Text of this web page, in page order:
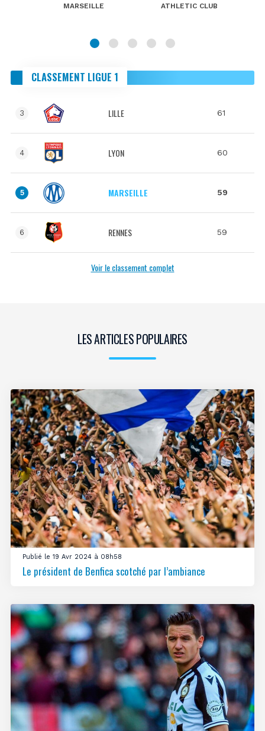
MARSEILLE ATHLETIC CLUB
CLASSEMENT LIGUE 1
3 LILLE 61
4 LYON 60
5 MARSEILLE 59
6 RENNES 59
Voir le classement complet
LES ARTICLES POPULAIRES
Publié le 19 Avr 2024 à 08h58
Le président de Benfica scotché par l’ambiance